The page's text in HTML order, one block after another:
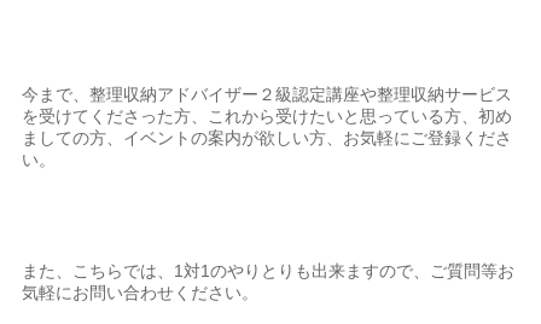
今まで、整理収納アドバイザー２級認定講座や整理収納サービス
を受けてくださった方、これから受けたいと思っている方、初め
ましての方、イベントの案内が欲しい方、お気軽にご登録くださ
い。
また、こちらでは、1対1のやりとりも出来ますので、ご質問等お
気軽にお問い合わせください。